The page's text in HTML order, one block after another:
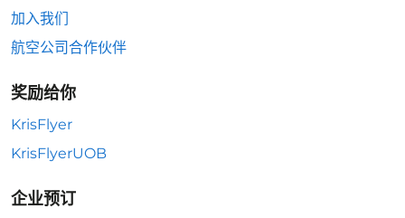
加入我们
航空公司合作伙伴
奖励给你
KrisFlyer
KrisFlyerUOB
企业预订